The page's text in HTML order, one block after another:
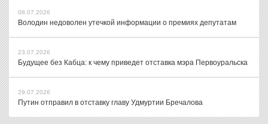
08.07.2026
Володин недоволен утечкой информации о премиях депутатам
23.07.2026
Будущее без Кабца: к чему приведет отставка мэра Первоуральска
29.07.2026
Путин отправил в отставку главу Удмуртии Бречалова